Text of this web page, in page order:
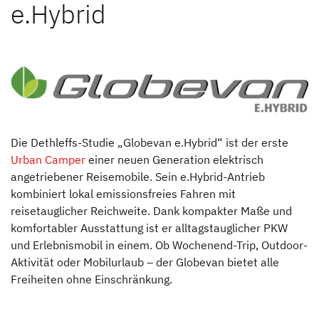
Unternehmen
Karriere
Auszeichnungen
News & Presse
Dethleffs Family Stiftung
Verantwortung
e.Hybrid
Die Dethleffs-Studie „Globevan e.Hybrid“ ist der erste
Urban Camper einer neuen Generation elektrisch
angetriebener Reisemobile. Sein e.Hybrid-Antrieb
kombiniert lokal emissionsfreies Fahren mit
reisetauglicher Reichweite. Dank kompakter Maße und
komfortabler Ausstattung ist er alltagstauglicher PKW
und Erlebnismobil in einem. Ob Wochenend-Trip, Outdoor-
Aktivität oder Mobilurlaub – der Globevan bietet alle
Freiheiten ohne Einschränkung.